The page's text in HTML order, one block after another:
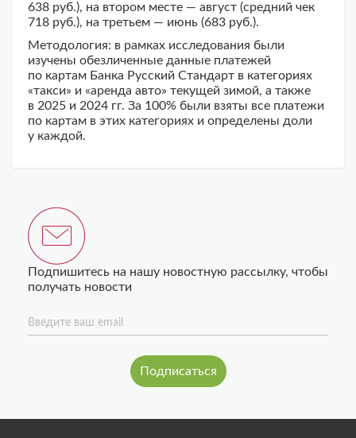
638 руб.), на втором месте — август (средний чек
718 руб.), на третьем — июнь (683 руб.).
Методология: в рамках исследования были
изучены обезличенные данные платежей
по картам Банка Русский Стандарт в категориях
«такси» и «аренда авто» текущей зимой, а также
в 2025 и 2024 гг. За 100% были взяты все платежи
по картам в этих категориях и определены доли
у каждой.
Подпишитесь на нашу новостную рассылку, чтобы
получать новости
Введите ваш email